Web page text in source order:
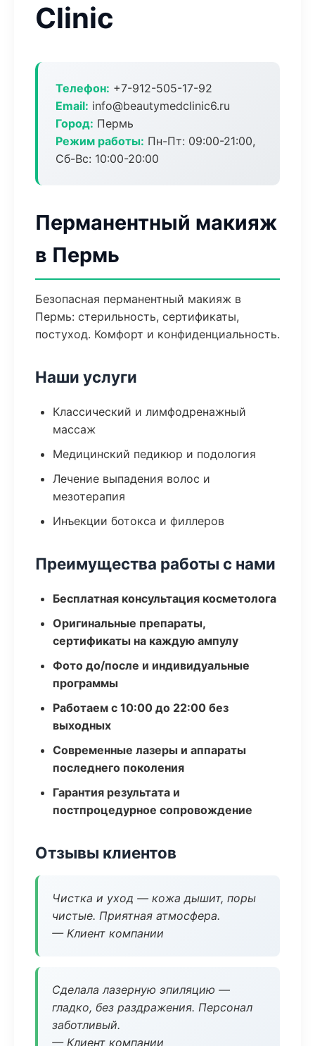
Clinic
Телефон: +7-912-505-17-92
Email: info@beautymedclinic6.ru
Город: Пермь
Режим работы: Пн-Пт: 09:00-21:00,
Сб-Вс: 10:00-20:00
Перманентный макияж
в Пермь
Безопасная перманентный макияж в
Пермь: стерильность, сертификаты,
постуход. Комфорт и конфиденциальность.
Наши услуги
Классический и лимфодренажный
массаж
Медицинский педикюр и подология
Лечение выпадения волос и
мезотерапия
Инъекции ботокса и филлеров
Преимущества работы с нами
Бесплатная консультация косметолога
Оригинальные препараты,
сертификаты на каждую ампулу
Фото до/после и индивидуальные
программы
Работаем с 10:00 до 22:00 без
выходных
Современные лазеры и аппараты
последнего поколения
Гарантия результата и
постпроцедурное сопровождение
Отзывы клиентов
Чистка и уход — кожа дышит, поры
чистые. Приятная атмосфера.
— Клиент компании
Сделала лазерную эпиляцию —
гладко, без раздражения. Персонал
заботливый.
— Клиент компании